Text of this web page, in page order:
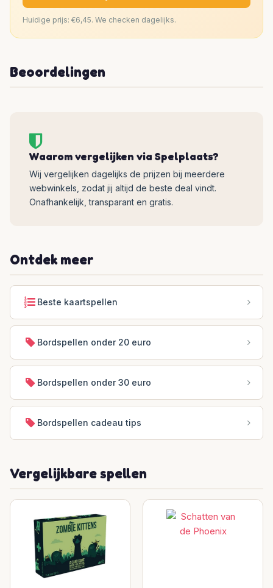
Huidige prijs: €6,45. We checken dagelijks.
Beoordelingen
Waarom vergelijken via Spelplaats?
Wij vergelijken dagelijks de prijzen bij meerdere
webwinkels, zodat jij altijd de beste deal vindt.
Onafhankelijk, transparant en gratis.
Ontdek meer
Beste kaartspellen
Bordspellen onder 20 euro
Bordspellen onder 30 euro
Bordspellen cadeau tips
Vergelijkbare spellen